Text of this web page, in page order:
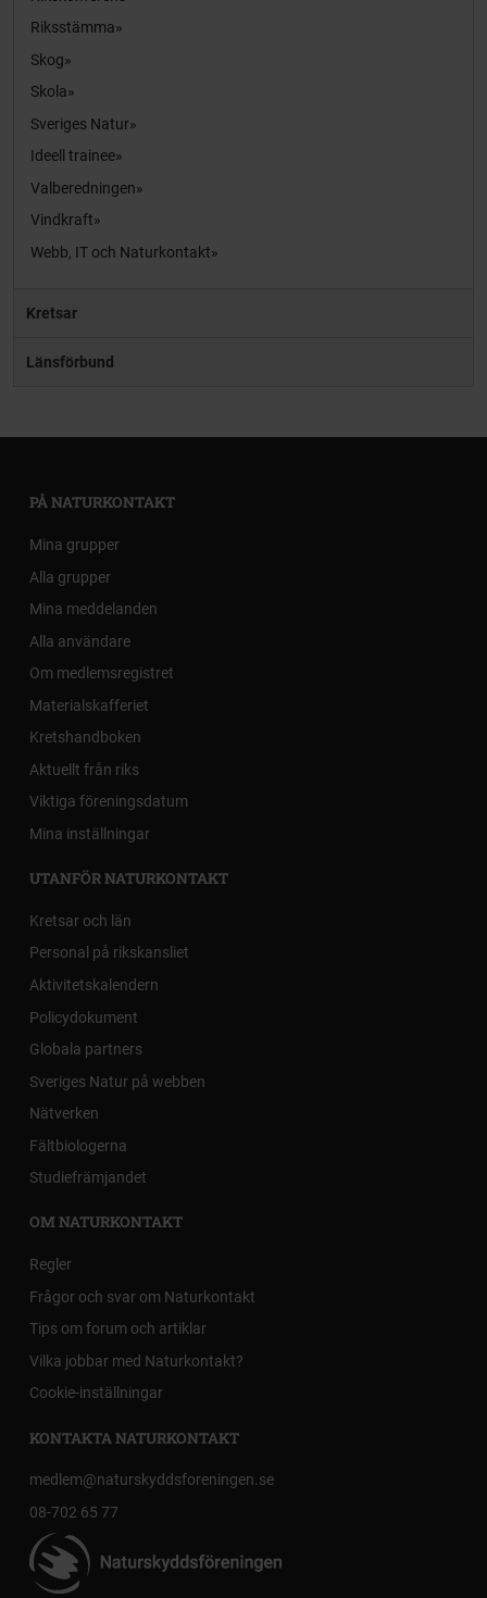
Riksstämma
Skog
Skola
Sveriges Natur
Ideell trainee
Valberedningen
Vindkraft
Webb, IT och Naturkontakt
Kretsar
Länsförbund
PÅ NATURKONTAKT
Mina grupper
Alla grupper
Mina meddelanden
Alla användare
Om medlemsregistret
Materialskafferiet
Kretshandboken
Aktuellt från riks
Viktiga föreningsdatum
Mina inställningar
UTANFÖR NATURKONTAKT
Kretsar och län
Personal på rikskansliet
Aktivitetskalendern
Policydokument
Globala partners
Sveriges Natur på webben
Nätverken
Fältbiologerna
Studiefrämjandet
OM NATURKONTAKT
Regler
Frågor och svar om Naturkontakt
Tips om forum och artiklar
Vilka jobbar med Naturkontakt?
Cookie-inställningar
KONTAKTA NATURKONTAKT
medlem@naturskyddsforeningen.se
08-702 65 77